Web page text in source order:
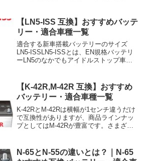
ん。LN4-ISS 互換｜おすすめバッテリー
V...
【LN5-ISS 互換】おすすめバッテ
リー・適合車種一覧
適合する新車搭載バッテリーのサイズ
LN5-ISSLN5-ISSとは、EN規格バッテリ
ーLN5のなかでもアイドルストップ車用
り、LN5が新車搭載されている車種にも
性能アップ...
【K-42R,M-42R 互換】おすすめ
バッテリー・適合車種一覧
K-42RとM-42Rは横幅が1センチ違うだけ
で互換性がありますが、商品ラインナッ
プとしてはM-42Rが豊富です。さまざま
です。装着例K-42R⇛◯ M-42RM-...
N-65とN-55の違いとは？｜N-65